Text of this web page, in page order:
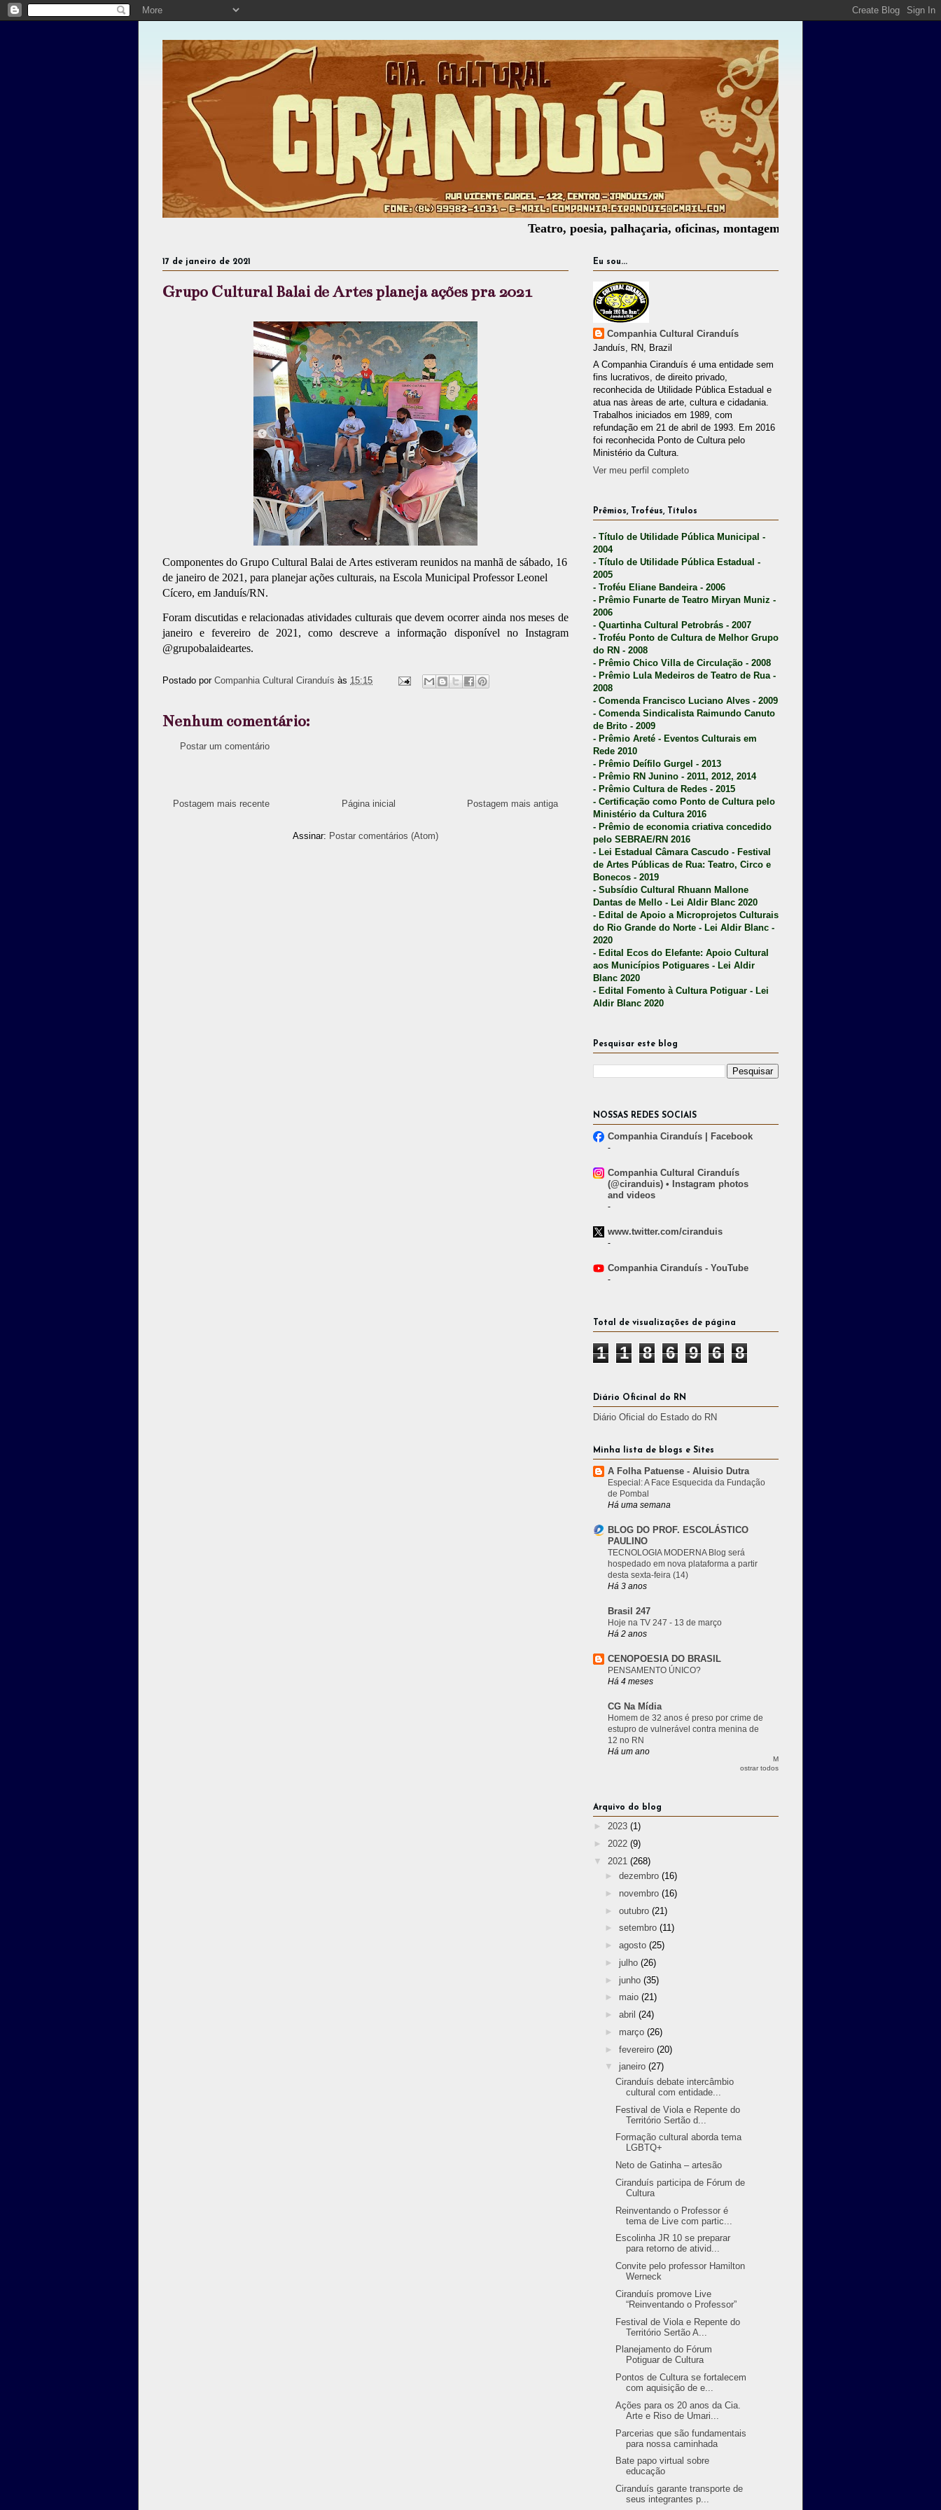
Teatro, poesia, palhaçaria, oficinas, montagem de espetáculos, assessoria cultural,
17 de janeiro de 2021
Grupo Cultural Balai de Artes planeja ações pra 2021
Componentes do Grupo Cultural Balai de Artes estiveram reunidos na manhã de sábado, 16
de janeiro de 2021, para planejar ações culturais, na Escola Municipal Professor Leonel
Cícero, em Janduís/RN.
Foram discutidas e relacionadas atividades culturais que devem ocorrer ainda nos meses de
janeiro e fevereiro de 2021, como descreve a informação disponível no Instagram
@grupobalaideartes.
Postado por Companhia Cultural Ciranduís às 15:15
Nenhum comentário:
Postar um comentário
Postagem mais recente Postagem mais antiga
Página inicial
Assinar: Postar comentários (Atom)
Eu sou...
Companhia Cultural Ciranduís
Janduís, RN, Brazil
A Companhia Ciranduís é uma entidade sem
fins lucrativos, de direito privado,
reconhecida de Utilidade Pública Estadual e
atua nas àreas de arte, cultura e cidadania.
Trabalhos iniciados em 1989, com
refundação em 21 de abril de 1993. Em 2016
foi reconhecida Ponto de Cultura pelo
Ministério da Cultura.
Ver meu perfil completo
Prêmios, Troféus, Títulos
- Título de Utilidade Pública Municipal -
2004
- Título de Utilidade Pública Estadual -
2005
- Troféu Eliane Bandeira - 2006
- Prêmio Funarte de Teatro Miryan Muniz -
2006
- Quartinha Cultural Petrobrás - 2007
- Troféu Ponto de Cultura de Melhor Grupo
do RN - 2008
- Prêmio Chico Villa de Circulação - 2008
- Prêmio Lula Medeiros de Teatro de Rua -
2008
- Comenda Francisco Luciano Alves - 2009
- Comenda Sindicalista Raimundo Canuto
de Brito - 2009
- Prêmio Areté - Eventos Culturais em
Rede 2010
- Prêmio Deífilo Gurgel - 2013
- Prêmio RN Junino - 2011, 2012, 2014
- Prêmio Cultura de Redes - 2015
- Certificação como Ponto de Cultura pelo
Ministério da Cultura 2016
- Prêmio de economia criativa concedido
pelo SEBRAE/RN 2016
- Lei Estadual Câmara Cascudo - Festival
de Artes Públicas de Rua: Teatro, Circo e
Bonecos - 2019
- Subsídio Cultural Rhuann Mallone
Dantas de Mello - Lei Aldir Blanc 2020
- Edital de Apoio a Microprojetos Culturais
do Rio Grande do Norte - Lei Aldir Blanc -
2020
- Edital Ecos do Elefante: Apoio Cultural
aos Municípios Potiguares - Lei Aldir
Blanc 2020
- Edital Fomento à Cultura Potiguar - Lei
Aldir Blanc 2020
Pesquisar este blog
NOSSAS REDES SOCIAIS
Companhia Ciranduís | Facebook
-
Companhia Cultural Ciranduís
(@ciranduis) • Instagram photos
and videos
-
www.twitter.com/ciranduis
-
Companhia Ciranduís - YouTube
-
Total de visualizações de página
1 1 8 6 9 6 8
Diário Oficinal do RN
Diário Oficial do Estado do RN
Minha lista de blogs e Sites
A Folha Patuense - Aluisio Dutra
Especial: A Face Esquecida da Fundação
de Pombal
Há uma semana
BLOG DO PROF. ESCOLÁSTICO
PAULINO
TECNOLOGIA MODERNA Blog será
hospedado em nova plataforma a partir
desta sexta-feira (14)
Há 3 anos
Brasil 247
Hoje na TV 247 - 13 de março
Há 2 anos
CENOPOESIA DO BRASIL
PENSAMENTO ÚNICO?
Há 4 meses
CG Na Mídia
Homem de 32 anos é preso por crime de
estupro de vulnerável contra menina de
12 no RN
Há um ano
M
ostrar todos
Arquivo do blog
► 2023 (1)
► 2022 (9)
▼ 2021 (268)
► dezembro (16)
► novembro (16)
► outubro (21)
► setembro (11)
► agosto (25)
► julho (26)
► junho (35)
► maio (21)
► abril (24)
► março (26)
► fevereiro (20)
▼ janeiro (27)
Ciranduís debate intercâmbio
cultural com entidade...
Festival de Viola e Repente do
Território Sertão d...
Formação cultural aborda tema
LGBTQ+
Neto de Gatinha – artesão
Ciranduís participa de Fórum de
Cultura
Reinventando o Professor é
tema de Live com partic...
Escolinha JR 10 se preparar
para retorno de ativid...
Convite pelo professor Hamilton
Werneck
Ciranduís promove Live
“Reinventando o Professor”
Festival de Viola e Repente do
Território Sertão A...
Planejamento do Fórum
Potiguar de Cultura
Pontos de Cultura se fortalecem
com aquisição de e...
Ações para os 20 anos da Cia.
Arte e Riso de Umari...
Parcerias que são fundamentais
para nossa caminhada
Bate papo virtual sobre
educação
Ciranduís garante transporte de
seus integrantes p...